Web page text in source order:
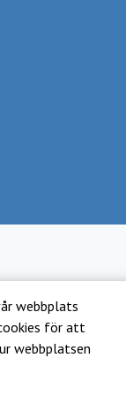
webbplats
för att
webbplatsen